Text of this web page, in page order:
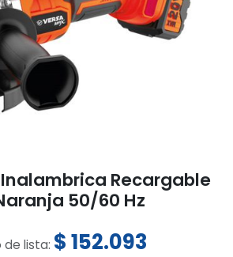
Recargable
50/60 Hz
de lista: $152.093